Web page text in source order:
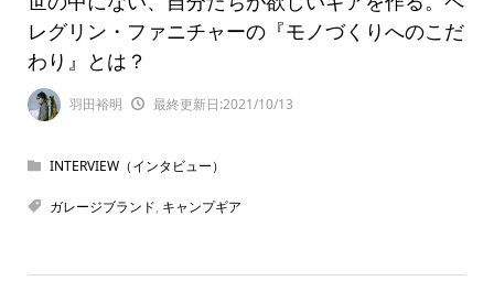
レグリン・ファニチャーの『モノづくりへのこだ
わり』とは？
羽田裕明 最終更新日:2021/10/13
INTERVIEW（インタビュー）
ガレージブランド, キャンプギア